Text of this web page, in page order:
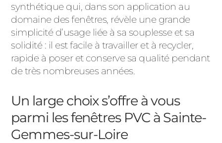
synthétique qui, dans son application au
domaine des fenêtres, révèle une grande
simplicité d’usage liée à sa souplesse et sa
solidité : il est facile à travailler et à recycler,
rapide à poser et conserve sa qualité pendant
de très nombreuses années.
Un large choix s’offre à vous
parmi les fenêtres PVC à Sainte-
Gemmes-sur-Loire